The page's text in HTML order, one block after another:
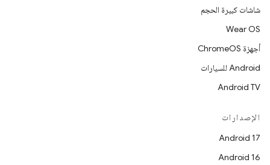
شاشات كبيرة الحجم
Wear OS
أجهزة ChromeOS
Android للسيارات
Android TV
الإصدارات
Android 17
Android 16